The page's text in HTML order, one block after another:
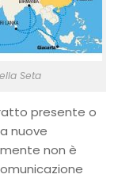
Seta
presente o
nuove
non è